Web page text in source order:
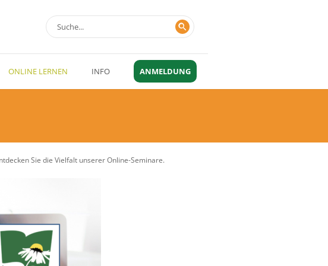
ONLINE LERNEN INFO ANMELDUNG
Sie die Vielfalt unserer Online-Seminare.